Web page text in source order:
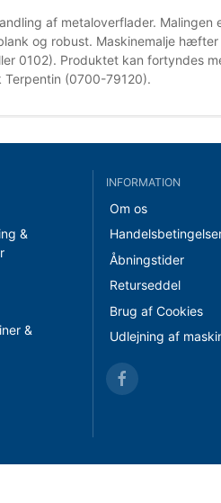
af metaloverflader.
og robust. Maskinemalje
0102). Produktet kan fortyndes
Terpentin (0700-79120).
&
&
INFORMATION
Om os
Åbningstider
Returseddel
Brug af Cookies
Udlejning af